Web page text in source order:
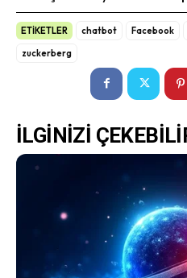
ETİKETLER chatbot Facebook
zuckerberg